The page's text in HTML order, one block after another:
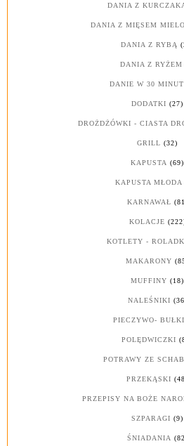
DANIA Z
DANIA Z MIĘSEM
DANIA Z RYBĄ
DANIA Z RYŻEM
DANIE W 30 MINUT
DODATKI (27)
DROŻDŻÓWKI - CIASTA
GRILL (32)
KAPUSTA (69)
KAPUSTA MŁODA
KARNAWAŁ
KOLACJE
KOTLETY -
MAKARONY
MUFFINY (18)
NALEŚNIKI
PIECZYWO- BUŁKI
POLĘDWICZKI
POTRAWY ZE
PRZEKĄSKI
PRZEPISY NA BOŻE
SZPARAGI (9)
ŚNIADANIA